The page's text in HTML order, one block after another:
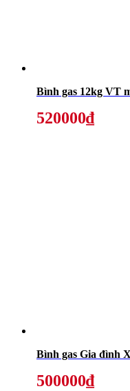
Bình gas 12kg VT
520000₫
Bình gas Gia đình
500000₫